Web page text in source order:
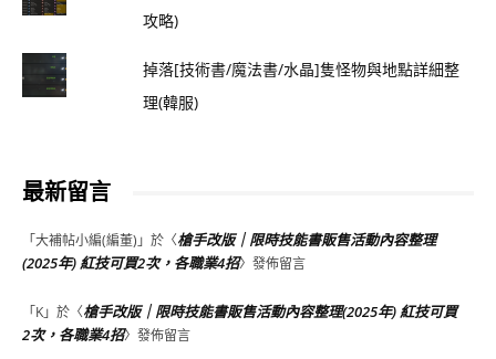
攻略)
掉落[技術書/魔法書/水晶]隻怪物與地點詳細整
理(韓服)
最新留言
「大補帖小編(編董)」於〈槍手改版｜限時技能書販售活動內容整理
(2025年) 紅技可買2次，各職業4招〉發佈留言
「 K」於〈槍手改版｜限時技能書販售活動內容整理(2025年) 紅技可買
2次，各職業4招〉發佈留言